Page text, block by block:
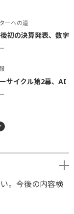
ーへの道
初の決算発表、数字
サイクル第2幕、AI
。今後の内容検